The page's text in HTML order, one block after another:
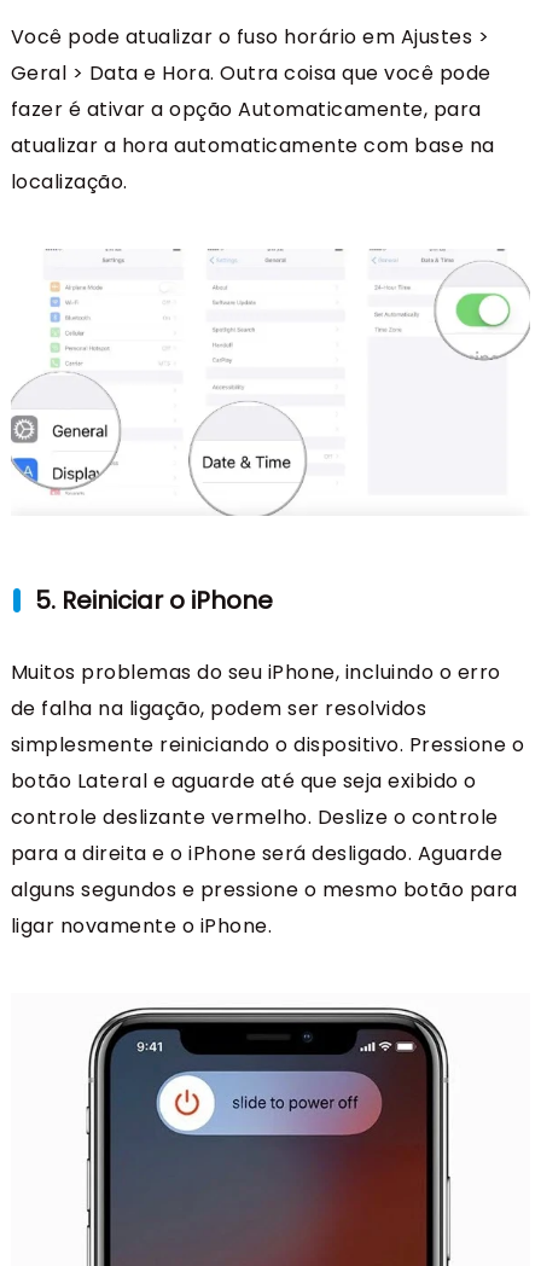
Você pode atualizar o fuso horário em Ajustes >
Geral > Data e Hora. Outra coisa que você pode
fazer é ativar a opção Automaticamente, para
atualizar a hora automaticamente com base na
localização.
5. Reiniciar o iPhone
Muitos problemas do seu iPhone, incluindo o erro
de falha na ligação, podem ser resolvidos
simplesmente reiniciando o dispositivo. Pressione o
botão Lateral e aguarde até que seja exibido o
controle deslizante vermelho. Deslize o controle
para a direita e o iPhone será desligado. Aguarde
alguns segundos e pressione o mesmo botão para
ligar novamente o iPhone.